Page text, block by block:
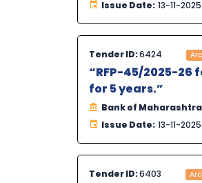
Issue Date: 13-11-2025
Tender ID:6424
“RFP-45/2025-
for 5 years.”
Bank of Maharashtra
Issue Date: 13-11-2025
Tender ID:6403